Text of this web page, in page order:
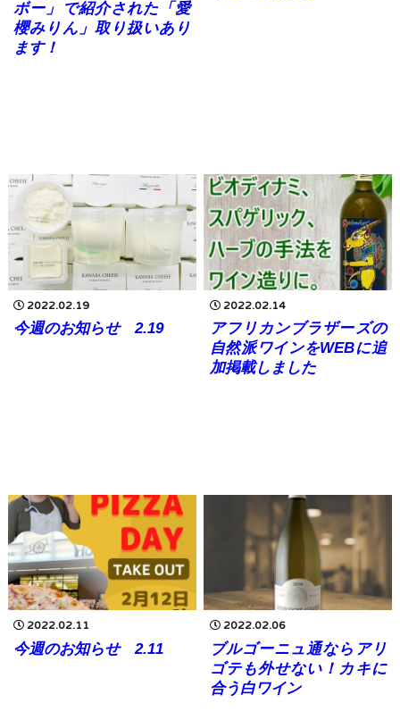
ボー」で紹介された「愛
櫻みりん」取り扱いあり
ます！
2022.02.19
今週のお知らせ 2.19
2022.02.14
アフリカンブラザーズの
自然派ワインをWEBに追
加掲載しました
2022.02.11
今週のお知らせ 2.11
2022.02.06
ブルゴーニュ通ならアリ
ゴテも外せない！カキに
合う白ワイン